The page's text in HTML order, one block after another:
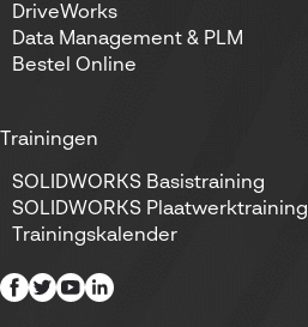
DriveWorks
Data Management & PLM
Bestel Online
Trainingen
SOLIDWORKS Basistraining
SOLIDWORKS Plaatwerktraining
Trainingskalender